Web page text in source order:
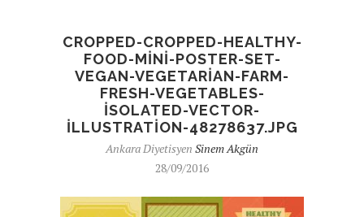
CROPPED-CROPPED-HEALTHY-
FOOD-MINI-POSTER-SET-
VEGAN-VEGETARIAN-FARM-
FRESH-VEGETABLES-
ISOLATED-VECTOR-
ILLUSTRATION-48278637.JPG
Ankara Diyetisyen Sinem Akgün
28/09/2016